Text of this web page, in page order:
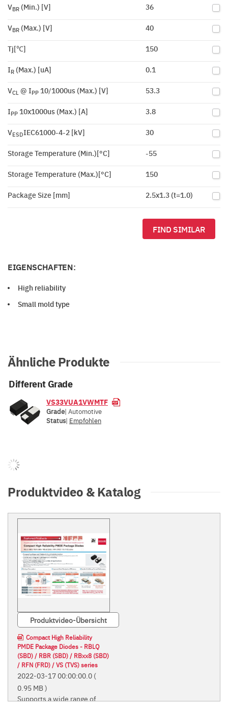
VBR (Min.) [V] 36
VBR (Max.) [V] 40
Tj[℃] 150
IR (Max.) [uA] 0.1
VCL @ IPP 10/1000us (Max.) [V] 53.3
IPP 10x1000us (Max.) [A] 3.8
VESDIEC61000-4-2 [kV] 30
Storage Temperature (Min.)[°C] -55
Storage Temperature (Max.)[°C] 150
Package Size [mm] 2.5x1.3 (t=1.0)
FIND SIMILAR
EIGENSCHAFTEN:
High reliability
Small mold type
Ähnliche Produkte
Different Grade
VS33VUA1VWMTF
Grade| Automotive
Status| Empfohlen
Produktvideo & Katalog
Produktvideo-Übersicht
Compact High Reliability
PMDE Package Diodes - RBLQ
(SBD) / RBR (SBD) / RBxx8 (SBD)
/ RFN (FRD) / VS (TVS) series
2022-03-17 00:00:00.0 (
0.95 MB )
Supports a wide range of